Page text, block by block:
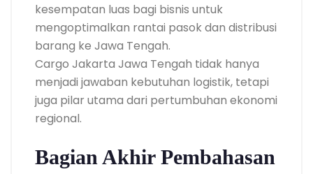
kesempatan luas bagi bisnis untuk
mengoptimalkan rantai pasok dan distribusi
barang ke Jawa Tengah.
Cargo Jakarta Jawa Tengah tidak hanya
menjadi jawaban kebutuhan logistik, tetapi
juga pilar utama dari pertumbuhan ekonomi
regional.
Bagian Akhir Pembahasan